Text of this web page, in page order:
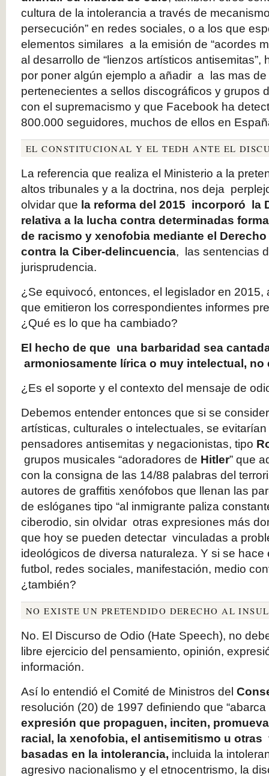
cultura de la intolerancia a través de
persecución” en redes sociales, o a los que
elementos similares a la emisión de “acordes
al desarrollo de “lienzos artísticos antisemitas”,
por poner algún ejemplo a añadir a las mas
pertenecientes a sellos discográficos y grupos
con el supremacismo y que Facebook ha
800.000 seguidores, muchos de ellos en
EL CONSTITUCIONAL Y EL TEDH ANTE EL
La referencia que realiza el Ministerio a la
altos tribunales y a la doctrina, nos deja
olvidar que la reforma del 2015 incorporó la
relativa a la lucha contra determinadas
de racismo y xenofobia mediante el
contra la Ciber-delincuencia, las sentencias
jurisprudencia.
¿Se equivocó, entonces, el legislador en 2015,
que emitieron los correspondientes informes
¿Qué es lo que ha cambiado?
El hecho de que una barbaridad sea
armoniosamente lírica o muy intelectual,
¿Es el soporte y el contexto del mensaje de
Debemos entender entonces que si se
artísticas, culturales o intelectuales, se
pensadores antisemitas y negacionistas, tipo
grupos musicales “adoradores de Hitler” que
con la consigna de las 14/88 palabras del
autores de graffitis xenófobos que llenan las
de eslóganes tipo “al inmigrante paliza
ciberodio, sin olvidar otras expresiones más
que hoy se pueden detectar vinculadas a
ideológicos de diversa naturaleza. Y si se hace
futbol, redes sociales, manifestación, medio
¿también?
NO EXISTE UN PRETENDIDO DERECHO AL
No. El Discurso de Odio (Hate Speech), no
libre ejercicio del pensamiento, opinión,
información.
Así lo entendió el Comité de Ministros del
resolución (20) de 1997 definiendo que “abarca
expresión que propaguen, inciten,
racial, la xenofobia, el antisemitismo u otras
basadas en la intolerancia, incluida la
agresivo nacionalismo y el etno­centrismo, la